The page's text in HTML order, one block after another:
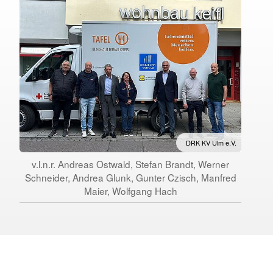
DRK KV Ulm e.V.
v.l.n.r. Andreas Ostwald, Stefan Brandt, Werner
Schneider, Andrea Glunk, Gunter Czisch, Manfred
Maier, Wolfgang Hach